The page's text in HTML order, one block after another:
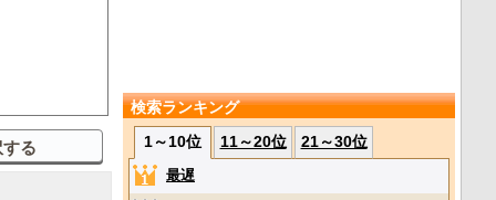
検索ランキング
1～10位
11～20位 21～30位
最遅